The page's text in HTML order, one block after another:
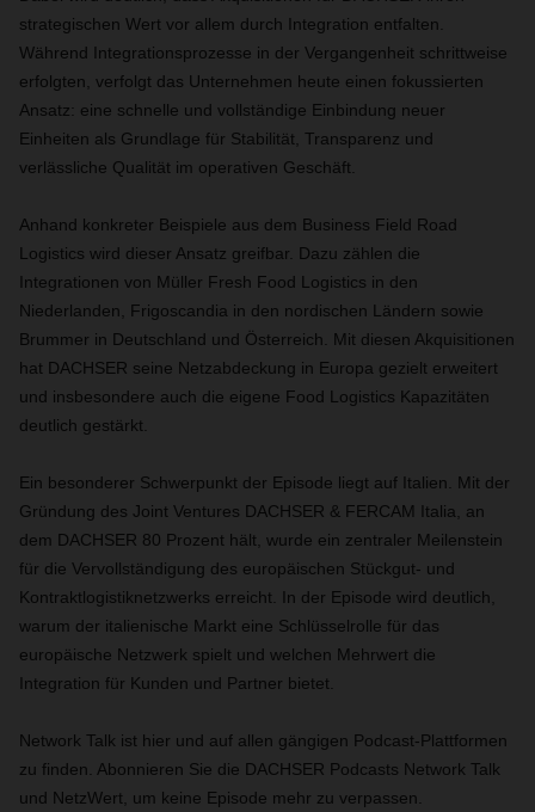
strategischen Wert vor allem durch Integration entfalten.
Während Integrationsprozesse in der Vergangenheit schrittweise
erfolgten, verfolgt das Unternehmen heute einen fokussierten
Ansatz: eine schnelle und vollständige Einbindung neuer
Einheiten als Grundlage für Stabilität, Transparenz und
verlässliche Qualität im operativen Geschäft.
Anhand konkreter Beispiele aus dem Business Field Road
Logistics wird dieser Ansatz greifbar. Dazu zählen die
Integrationen von Müller Fresh Food Logistics in den
Niederlanden, Frigoscandia in den nordischen Ländern sowie
Brummer in Deutschland und Österreich. Mit diesen Akquisitionen
hat DACHSER seine Netzabdeckung in Europa gezielt erweitert
und insbesondere auch die eigene Food Logistics Kapazitäten
deutlich gestärkt.
Ein besonderer Schwerpunkt der Episode liegt auf Italien. Mit der
Gründung des Joint Ventures DACHSER & FERCAM Italia, an
dem DACHSER 80 Prozent hält, wurde ein zentraler Meilenstein
für die Vervollständigung des europäischen Stückgut- und
Kontraktlogistiknetzwerks erreicht. In der Episode wird deutlich,
warum der italienische Markt eine Schlüsselrolle für das
europäische Netzwerk spielt und welchen Mehrwert die
Integration für Kunden und Partner bietet.
Network Talk ist hier und auf allen gängigen Podcast-Plattformen
zu finden. Abonnieren Sie die DACHSER Podcasts Network Talk
und NetzWert, um keine Episode mehr zu verpassen.